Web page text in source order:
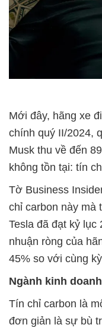
Mới đây, hãng xe
chính quý II/2024,
Musk thu về đến
không tồn tại: tín
Tờ Business
chỉ carbon này mà
Tesla đã đạt kỷ
nhuận ròng của
45% so với cùng
Ngành kinh
Tín chỉ carbon là
đơn giản là sự bù